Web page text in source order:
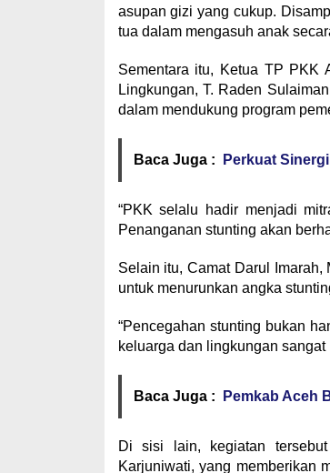
asupan gizi yang cukup.
tua dalam mengasuh anak
Sementara itu, Ketua TP PKK
Lingkungan, T. Raden
dalam mendukung program
Baca Juga : Perkuat
“PKK selalu hadir menjadi
Penanganan stunting akan
Selain itu, Camat Darul
untuk menurunkan angka
“Pencegahan stunting bukan
keluarga dan lingkungan sangat
Baca Juga : Pemkab Aceh
Di sisi lain, kegiatan
Karjuniwati, yang memberikan